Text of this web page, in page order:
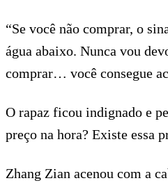
“Se você não comprar, o
água abaixo. Nunca vou
comprar… você consegue
O rapaz ficou indignado e
preço na hora? Existe essa
Zhang Zian acenou com a